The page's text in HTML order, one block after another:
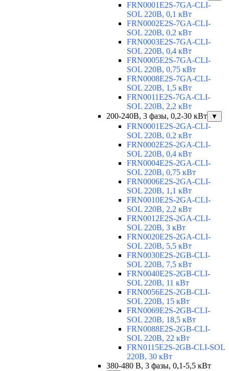
FRN0001E2S-7GA-CLI-
SOL 220В, 0,1 кВт
FRN0002E2S-7GA-CLI-
SOL 220В, 0,2 кВт
FRN0003E2S-7GA-CLI-
SOL 220В, 0,4 кВт
FRN0005E2S-7GA-CLI-
SOL 220В, 0,75 кВт
FRN0008E2S-7GA-CLI-
SOL 220В, 1,5 кВт
FRN0011E2S-7GA-CLI-
SOL 220В, 2,2 кВт
200-240В, 3 фазы, 0,2-30 кВт
▼
FRN0001E2S-2GA-CLI-
SOL 220В, 0,2 кВт
FRN0002E2S-2GA-CLI-
SOL 220В, 0,4 кВт
FRN0004E2S-2GA-CLI-
SOL 220В, 0,75 кВт
FRN0006E2S-2GA-CLI-
SOL 220В, 1,1 кВт
FRN0010E2S-2GA-CLI-
SOL 220В, 2,2 кВт
FRN0012E2S-2GA-CLI-
SOL 220В, 3 кВт
FRN0020E2S-2GA-CLI-
SOL 220В, 5,5 кВт
FRN0030E2S-2GB-CLI-
SOL 220В, 7,5 кВт
FRN0040E2S-2GB-CLI-
SOL 220В, 11 кВт
FRN0056E2S-2GB-CLI-
SOL 220В, 15 кВт
FRN0069E2S-2GB-CLI-
SOL 220В, 18,5 кВт
FRN0088E2S-2GB-CLI-
SOL 220В, 22 кВт
FRN0115E2S-2GB-CLI-SOL
220В, 30 кВт
380-480 В, 3 фазы, 0,1-5,5 кВт